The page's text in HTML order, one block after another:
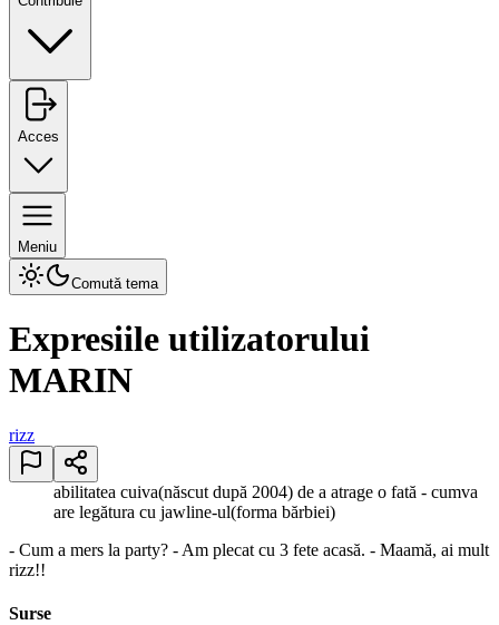
Acces
Meniu
Comută tema
Expresiile utilizatorului
MARIN
rizz
abilitatea cuiva(născut după 2004) de a atrage o fată - cumva
are legătura cu jawline-ul(forma bărbiei)
- Cum a mers la party? - Am plecat cu 3 fete acasă. - Maamă, ai mult
rizz!!
Surse